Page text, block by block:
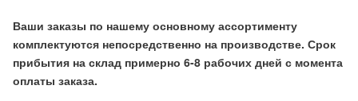
Ваши заказы по нашему основному ассортименту
комплектуются непосредственно на производстве. Срок
прибытия на склад примерно 6-8 рабочих дней с момента
оплаты заказа.